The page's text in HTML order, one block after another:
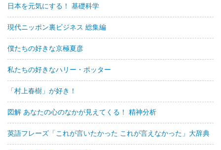
日本を元気にする！ 基礎科学
現代ニッポン裏ビジネス 総集編
僕たちの好きな京極夏彦
私たちの好きなハリー・ポッター
「村上春樹」が好き！
図解 あなたの心のなかが見えてくる！ 精神分析
英語フレーズ「これが言いたかった これが言えなかった」大辞典